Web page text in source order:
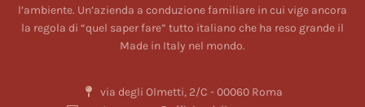
l’ambiente. Un’azienda a conduzione familiare in cui vige ancora
la regola di “quel saper fare” tutto italiano che ha reso grande il
Made in Italy nel mondo.
via degli Olmetti, 2/C - 00060 Roma